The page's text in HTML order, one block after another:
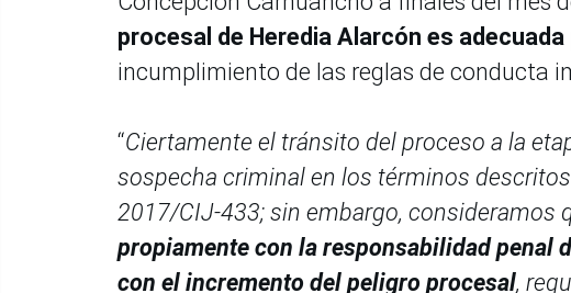
procesal de Heredia Alarcón es adecuada
incumplimiento de las reglas de conducta
“Ciertamente el tránsito del proceso a la
sospecha criminal en los términos
2017/CIJ-433; sin embargo, consideramos
propiamente con la responsabilidad penal
con el incremento del peligro procesal,